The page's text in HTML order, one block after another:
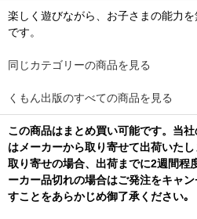
楽しく遊びながら、お子さまの能力
です。
同じカテゴリーの商品を見る
くもん出版のすべての商品を見る
この商品はまとめ買い可能です。当
はメーカーから取り寄せて出荷いたし
取り寄せの場合、出荷までに2週間程
ーカー品切れの場合はご発注をキャ
すことをあらかじめ御了承ください｡